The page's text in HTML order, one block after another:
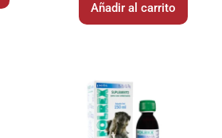
Añadir al carrito